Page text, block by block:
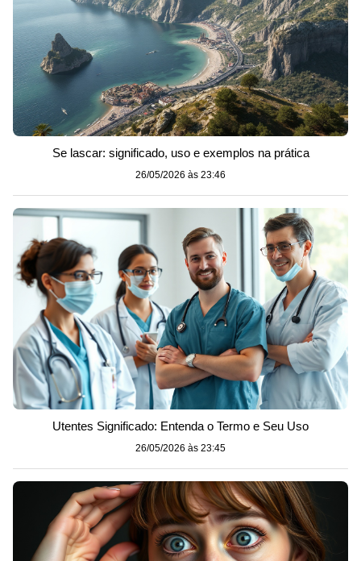
Se lascar: significado, uso e exemplos na prática
26/05/2026 às 23:46
Utentes Significado: Entenda o Termo e Seu Uso
26/05/2026 às 23:45